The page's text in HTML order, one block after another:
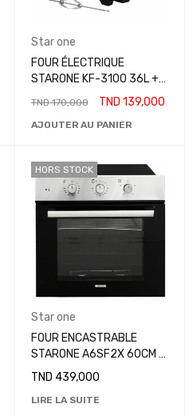
Star one
FOUR ÉLECTRIQUE
STARONE KF-3100 36L +
TND170,000 TND 139,000
AJOUTER AU PANIER
HORS STOCK
Star one
FOUR ENCASTRABLE
STARONE A6SF2X 60CM -
INOX
TND 439,000
LIRE LA SUITE